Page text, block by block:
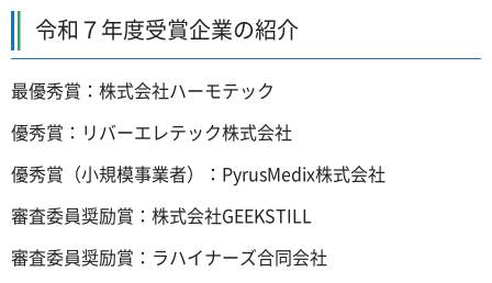
令和７年度受賞企業の紹介
最優秀賞：株式会社ハーモテック
優秀賞：リバーエレテック株式会社
優秀賞（小規模事業者）：PyrusMedix株式会社
審査委員奨励賞：株式会社GEEKSTILL
審査委員奨励賞：ラハイナーズ合同会社